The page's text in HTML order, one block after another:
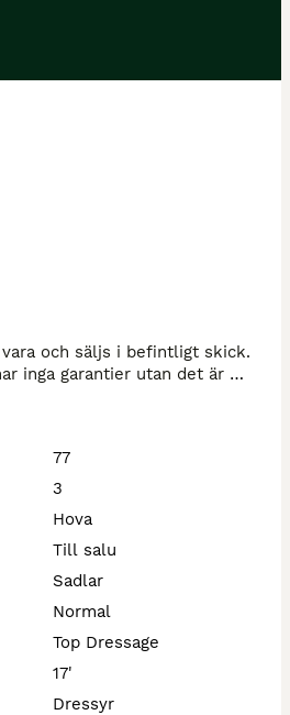
och säljs i befintligt skick.
inga garantier utan det är
och sadeln värderas efter
på våran hemsida
butik
77
3
Hova
Till salu
Sadlar
Normal
Top Dressage
17'
Dressyr